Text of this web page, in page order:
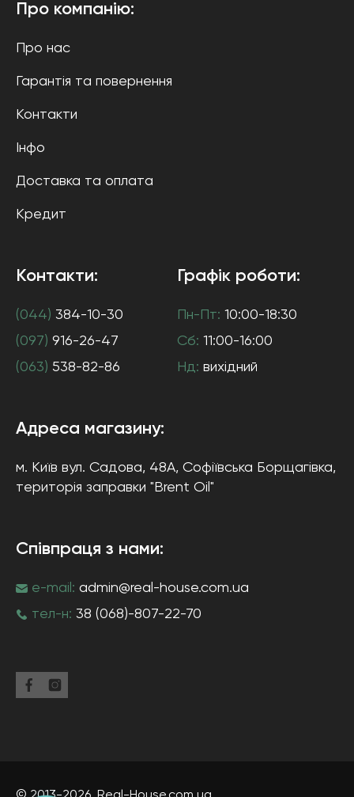
Про компанію:
Про нас
Гарантія та повернення
Контакти
Інфо
Доставка та оплата
Кредит
Контакти:
(044) 384-10-30
(097) 916-26-47
(063) 538-82-86
Графік роботи:
Пн-Пт: 10:00-18:30
Сб: 11:00-16:00
Нд: вихідний
Адреса магазину:
м. Київ вул. Садова, 48А, Софіївська Борщагівка,
територія заправки "Brent Oil"
Співпраця з нами:
e-mail: admin@real-house.com.ua
тел-н: 38 (068)-807-22-70